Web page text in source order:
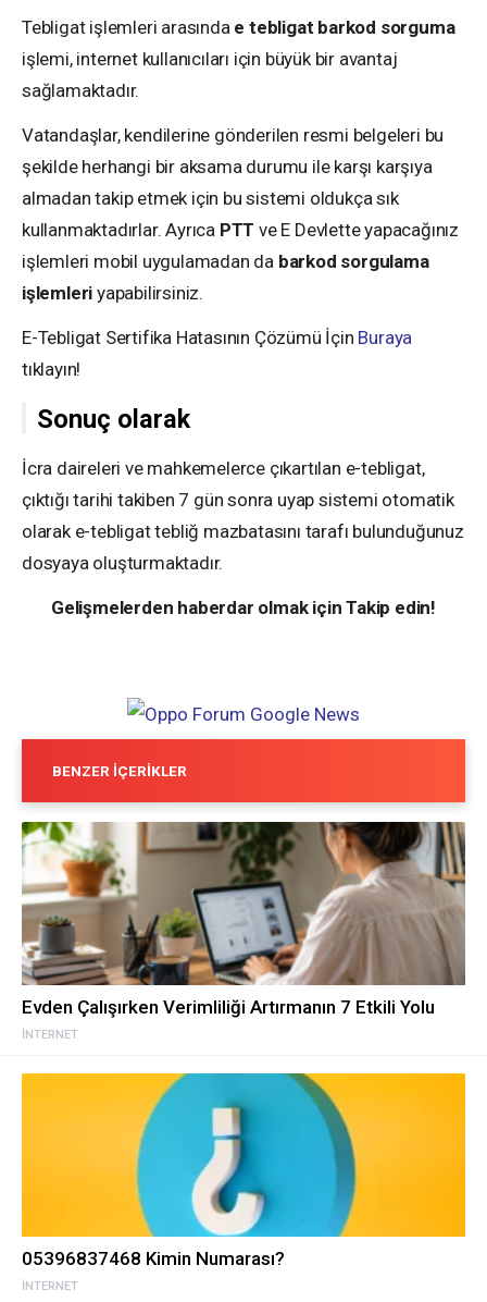
Tebligat işlemleri arasında e tebligat barkod sorguma
işlemi, internet kullanıcıları için büyük bir avantaj
sağlamaktadır.
Vatandaşlar, kendilerine gönderilen resmi belgeleri bu
şekilde herhangi bir aksama durumu ile karşı karşıya
almadan takip etmek için bu sistemi oldukça sık
kullanmaktadırlar. Ayrıca PTTve E Devlette yapacağınız
işlemleri mobil uygulamadan da barkod sorgulama
işlemleri yapabilirsiniz.
E-Tebligat Sertifika Hatasının Çözümü İçin Buraya
tıklayın!
Sonuç olarak
İcra daireleri ve mahkemelerce çıkartılan e-tebligat,
çıktığı tarihi takiben 7 gün sonra uyap sistemi otomatik
olarak e-tebligat tebliğ mazbatasını tarafı bulunduğunuz
dosyaya oluşturmaktadır.
Gelişmelerden haberdar olmak için Takip edin!
BENZER İÇERIKLER
İNTERNET
Evden Çalışırken Verimliliği Artırmanın 7 Etkili Yolu
İNTERNET
05396837468 Kimin Numarası?